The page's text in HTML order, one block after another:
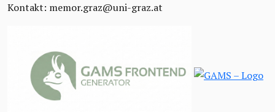
Kontakt: memor.graz@uni-graz.at